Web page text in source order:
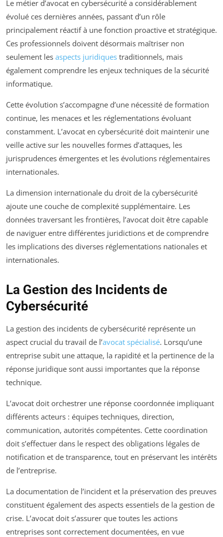
Le métier d’avocat en cybersécurité a considérablement
évolué ces dernières années, passant d’un rôle
principalement réactif à une fonction proactive et stratégique.
Ces professionnels doivent désormais maîtriser non
seulement les aspects juridiques traditionnels, mais
également comprendre les enjeux techniques de la sécurité
informatique.
Cette évolution s’accompagne d’une nécessité de formation
continue, les menaces et les réglementations évoluant
constamment. L’avocat en cybersécurité doit maintenir une
veille active sur les nouvelles formes d’attaques, les
jurisprudences émergentes et les évolutions réglementaires
internationales.
La dimension internationale du droit de la cybersécurité
ajoute une couche de complexité supplémentaire. Les
données traversant les frontières, l’avocat doit être capable
de naviguer entre différentes juridictions et de comprendre
les implications des diverses réglementations nationales et
internationales.
La Gestion des Incidents de
Cybersécurité
La gestion des incidents de cybersécurité représente un
aspect crucial du travail de l’avocat spécialisé. Lorsqu’une
entreprise subit une attaque, la rapidité et la pertinence de la
réponse juridique sont aussi importantes que la réponse
technique.
L’avocat doit orchestrer une réponse coordonnée impliquant
différents acteurs : équipes techniques, direction,
communication, autorités compétentes. Cette coordination
doit s’effectuer dans le respect des obligations légales de
notification et de transparence, tout en préservant les intérêts
de l’entreprise.
La documentation de l’incident et la préservation des preuves
constituent également des aspects essentiels de la gestion de
crise. L’avocat doit s’assurer que toutes les actions
entreprises sont correctement documentées, en vue